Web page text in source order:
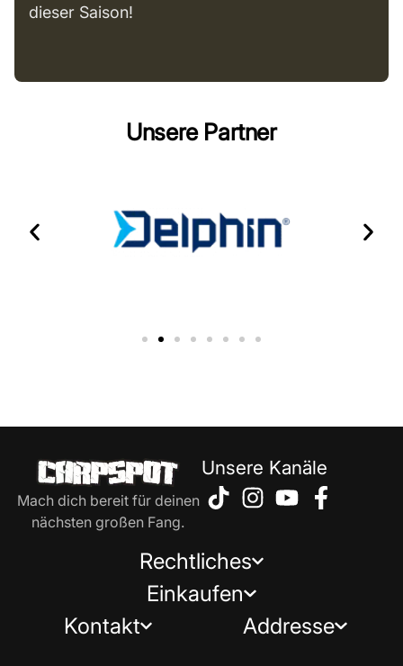
dieser Saison!
Unsere Partner
Mach dich bereit für deinen
nächsten großen Fang.
Unsere Kanäle
Rechtliches
Einkaufen
Kontakt
Addresse